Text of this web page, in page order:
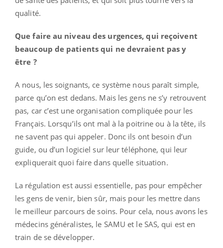
qualité.
Que faire au niveau des urgences, qui reçoivent
beaucoup de patients qui ne devraient pas y
être ?
A nous, les soignants, ce système nous paraît simple,
parce qu’on est dedans. Mais les gens ne s’y retrouvent
pas, car c’est une organisation compliquée pour les
Français. Lorsqu’ils ont mal à la poitrine ou à la tête, ils
ne savent pas qui appeler. Donc ils ont besoin d’un
guide, ou d’un logiciel sur leur téléphone, qui leur
expliquerait quoi faire dans quelle situation.
La régulation est aussi essentielle, pas pour empêcher
les gens de venir, bien sûr, mais pour les mettre dans
le meilleur parcours de soins. Pour cela, nous avons les
médecins généralistes, le SAMU et le SAS, qui est en
train de se développer.